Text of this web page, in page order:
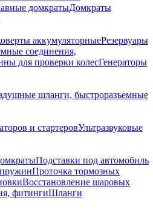
домкратыДомкраты
аккумуляторныеРезервуары
соединения,
для проверки колесГенераторы
шланги, быстроразъемные
и стартеровУльтразвуковые
Подставки под автомобиль
Проточка тормозных
Восстановление шаровых
фитингиШланги